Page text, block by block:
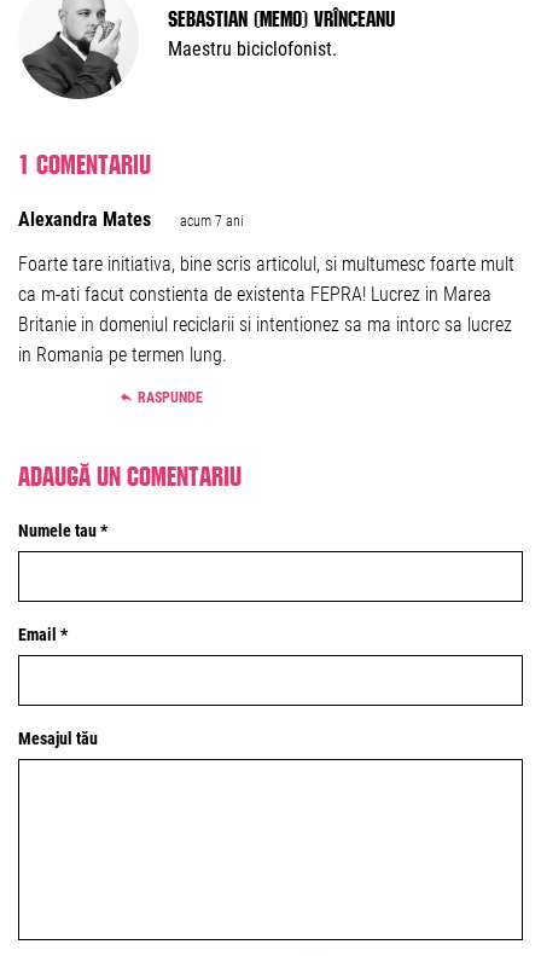
Sebastian (Memo) Vrînceanu
Maestru biciclofonist.
1 comentariu
Alexandra Mates acum 7 ani
Foarte tare initiativa, bine scris articolul, si multumesc foarte mult
ca m-ati facut constienta de existenta FEPRA! Lucrez in Marea
Britanie in domeniul reciclarii si intentionez sa ma intorc sa lucrez
in Romania pe termen lung.
RASPUNDE
Adaugă un comentariu
Numele tau *
Email *
Mesajul tău